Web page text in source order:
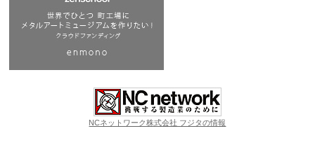
NCネットワーク株式会社 フジタの情報